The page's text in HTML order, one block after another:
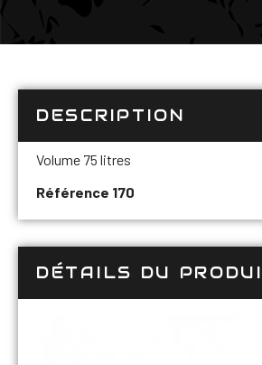
DESCRIPTION
Volume 75 litres
Référence 170
DÉTAILS DU